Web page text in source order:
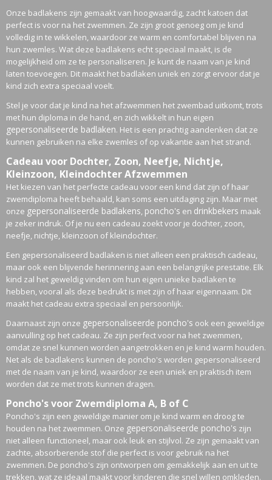
Onze badlakens zijn gemaakt van hoogwaardig, zacht katoen dat
perfect is voor na het zwemmen. Ze zijn groot genoeg om je kind
volledig in te wikkelen, waardoor ze warm en comfortabel blijven na
hun zwemles. Wat deze badlakens echt speciaal maakt, is de
mogelijkheid om ze te personaliseren. Je kunt de naam van je kind
laten toevoegen. Dit maakt het badlaken uniek en zorgt ervoor dat je
kind zich extra speciaal voelt.
Stel je voor dat je kind na het afzwemmen het zwembad uitkomt, trots
met hun diploma in de hand, en zich wikkelt in hun eigen
gepersonaliseerde badlaken. Het is een prachtig aandenken dat ze
kunnen gebruiken na elke zwemles of op vakantie aan het strand.
Cadeau voor Dochter, Zoon, Neefje, Nichtje,
Kleinzoon, Kleindochter Afzwemmen
Het kiezen van het perfecte cadeau voor een kind dat zijn of haar
zwemdiploma heeft behaald, kan soms een uitdaging zijn. Maar met
onze gepersonaliseerde badlakens, poncho's en drinkbekers maak
je zeker indruk. Of je nu een cadeau zoekt voor je dochter, zoon,
neefje, nichtje, kleinzoon of kleindochter.
Een gepersonaliseerd badlaken is niet alleen een praktisch cadeau,
maar ook een blijvende herinnering aan een belangrijke prestatie. Elk
kind zal het geweldig vinden om hun eigen unieke badlaken te
hebben, vooral als deze bedrukt is met zijn of haar eigennaam. Dit
maakt het cadeau extra speciaal en persoonlijk.
Daarnaast zijn onze gepersonaliseerde poncho's ook een geweldige
aanvulling op het cadeau. Ze zijn perfect voor na het zwemmen,
omdat ze snel kunnen worden aangetrokken en je kind warm houden.
Net als de badlakens kunnen de poncho's worden gepersonaliseerd
met de naam van je kind, waardoor ze een uniek en praktisch item
worden dat ze met trots kunnen dragen.
Poncho's voor Zwemdiploma A, B of C
Poncho's zijn een geweldige manier om je kind warm en droog te
houden na het zwemmen. Onze gepersonaliseerde poncho's zijn
niet alleen functioneel, maar ook leuk en stijlvol. Ze zijn gemaakt van
zachte, absorberende stof die perfect is voor gebruik na het
zwemmen. De poncho's zijn ontworpen om gemakkelijk aan en uit te
trekken, wat ze ideaal maakt voor kinderen die snel willen omkleden.